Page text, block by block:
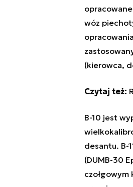
wóz
(kierowca,
Czytaj też:
B-10 jest
desantu. B-
(DUMB-30
czołgowym